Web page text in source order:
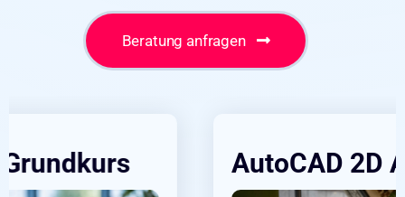
Beratung anfragen
AutoCAD 2D Aufbaukurs